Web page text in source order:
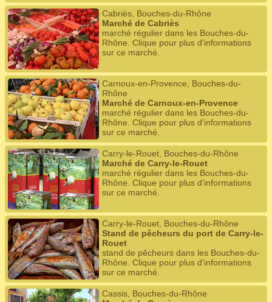
Cabriès, Bouches-du-Rhône
Marché de Cabriès
marché régulier dans les Bouches-du-
Rhône. Clique pour plus d'informations
sur ce marché.
Carnoux-en-Provence, Bouches-du-
Rhône
Marché de Carnoux-en-Provence
marché régulier dans les Bouches-du-
Rhône. Clique pour plus d'informations
sur ce marché.
Carry-le-Rouet, Bouches-du-Rhône
Marché de Carry-le-Rouet
marché régulier dans les Bouches-du-
Rhône. Clique pour plus d'informations
sur ce marché.
Carry-le-Rouet, Bouches-du-Rhône
Stand de pêcheurs du port de Carry-le-
Rouet
stand de pêcheurs dans les Bouches-du-
Rhône. Clique pour plus d'informations
sur ce marché.
Cassis, Bouches-du-Rhône